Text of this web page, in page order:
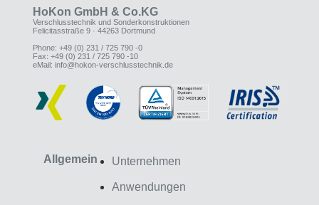
HoKon GmbH & Co.KG
Verschlusstechnik und Sonderkonstruktionen
Felicitasstraße 9 · 44263 Dortmund
Phone: +49 (0) 231 / 725 790 -0
Fax: +49 (0) 231 / 725 790 -10
eMail: info@hokon-verschlusstechnik.de
Allgemein Unternehmen
Anwendungen